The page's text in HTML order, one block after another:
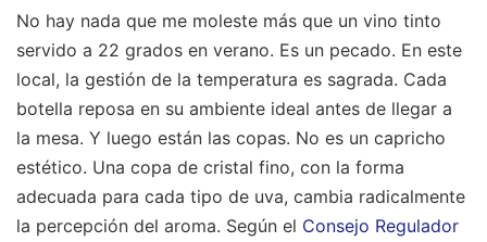
No hay nada que me moleste más que un vino tinto
servido a 22 grados en verano. Es un pecado. En este
local, la gestión de la temperatura es sagrada. Cada
botella reposa en su ambiente ideal antes de llegar a
la mesa. Y luego están las copas. No es un capricho
estético. Una copa de cristal fino, con la forma
adecuada para cada tipo de uva, cambia radicalmente
la percepción del aroma. Según el Consejo Regulador